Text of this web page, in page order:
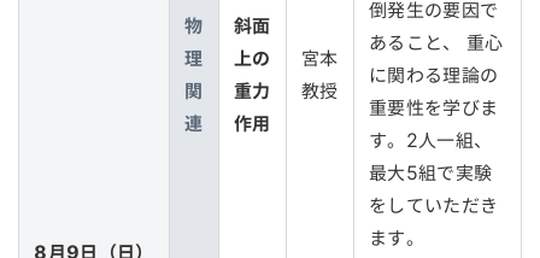
8月9日（日）
物
理
関
連
斜面
上の
重力
作用
宮本
教授
倒発生の要因で
あること、 重心
に関わる理論の
重要性を学びま
す。2人一組、
最大5組で実験
をしていただき
ます。